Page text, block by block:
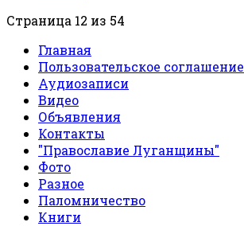
Страница 12 из 54
Главная
Пользовательское соглашение
Аудиозаписи
Видео
Объявления
Контакты
"Православие Луганщины"
Фото
Разное
Паломничество
Книги